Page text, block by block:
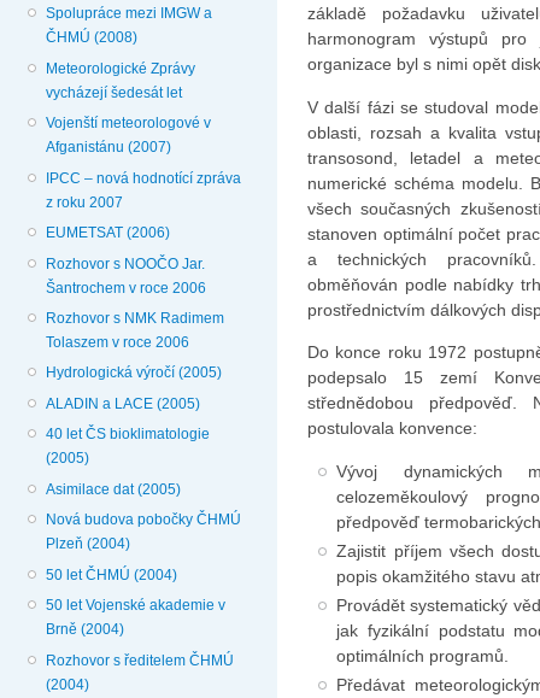
Spolupráce mezi IMGW a
ČHMÚ (2008)
Meteorologické Zprávy
vycházejí šedesát let
Vojenští meteorologové v
Afganistánu (2007)
IPCC – nová hodnotící zpráva
z roku 2007
EUMETSAT (2006)
Rozhovor s NOOČO Jar.
Šantrochem v roce 2006
Rozhovor s NMK Radimem
Tolaszem v roce 2006
Hydrologická výročí (2005)
ALADIN a LACE (2005)
40 let ČS bioklimatologie
(2005)
Asimilace dat (2005)
Nová budova pobočky ČHMÚ
Plzeň (2004)
50 let ČHMÚ (2004)
50 let Vojenské akademie v
Brně (2004)
Rozhovor s ředitelem ČHMÚ
(2004)
základě požadavku
harmonogram výstupů
organizace byl s nimi opět
V další fázi se studoval
oblasti, rozsah a kvalita
transosond, letadel a
numerické schéma modelu.
všech současných
stanoven optimální počet
a technických
obměňován podle nabídky
prostřednictvím dálkových
Do konce roku 1972
podepsalo 15 zemí
střednědobou
postulovala konvence:
Vývoj dynamických
celozeměkoulový
předpověď
Zajistit příjem všech
popis okamžitého stavu
Provádět systematický
jak fyzikální podstatu
optimálních programů.
Předávat